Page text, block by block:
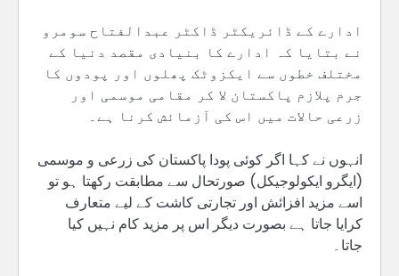
ادارے کے ڈائریکٹر ڈاکٹر عبدالفتاح سومرو
نے بتایا کہ ادارے کا بنیادی مقصد دنیا کے
مختلف خطوں سے ایکزوٹک پھلوں اور پودوں کا
جرم پلازم پاکستان لا کر مقامی موسمی اور
زرعی حالات میں اس کی آزمائش کرنا ہے۔
انہوں نے کہا اگر کوئی پودا پاکستان کی زرعی و موسمی
(ایگرو ایکولوجیکل) صورتحال سے مطابقت رکھتا ہو تو
اسے مزید افزائش اور تجارتی کاشت کے لیے متعارف
کرایا جاتا ہے بصورت دیگر اس پر مزید کام نہیں کیا
جاتا۔